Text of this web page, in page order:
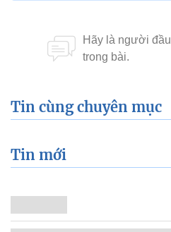
Tin cùng chuyên mục
Tin mới